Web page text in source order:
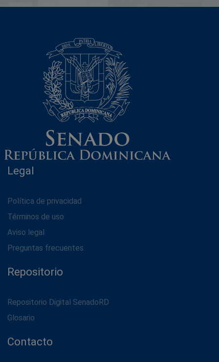
Legal
Política de privacidad
Términos de uso
Aviso legal
Preguntas frecuentes
Repositorio
Repositorio Digital SenadoRD
Glosario
Contacto